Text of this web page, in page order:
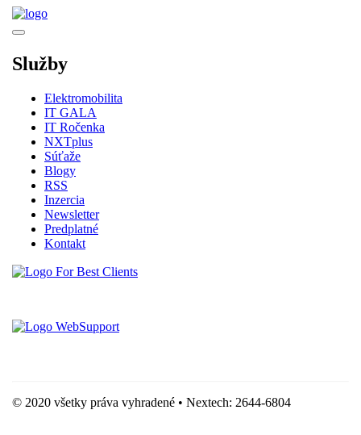
Služby
Elektromobilita
IT GALA
IT Ročenka
NXTplus
Súťaže
Blogy
RSS
Inzercia
Newsletter
Predplatné
Kontakt
© 2020 všetky práva vyhradené • Nextech: 2644-6804